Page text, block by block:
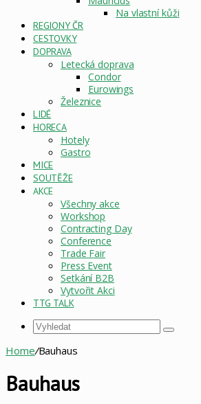
Na vlastní kůži
REGIONY ČR
CESTOVKY
DOPRAVA
Letecká doprava
Condor
Eurowings
Železnice
LIDÉ
HORECA
Hotely
Gastro
MICE
SOUTĚŽE
AKCE
Všechny akce
Workshop
Contracting Day
Conference
Trade Fair
Press Event
Setkání B2B
Vytvořit Akci
TTG TALK
Vyhledat
Home/Bauhaus
Bauhaus